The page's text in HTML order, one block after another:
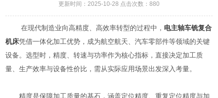
更新时间：2025-10-28 点击次数：880
在现代制造业向高精度、高效率转型的过程中， 电主轴车铣复合
机床凭借一体化加工优势，成为航空航天、汽车零部件等领域的关键
设备。选型时，精度、转速与功率作为核心指标，直接决定加工质
量、生产效率与设备性价比，需从实际应用场景出发深入考量。
精度是保障加工质量的基石，涵盖定位精度、重复定位精度与加